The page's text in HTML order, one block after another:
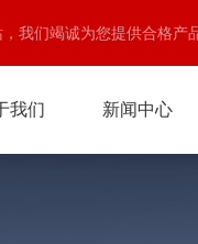
我们竭诚为您提供合格产
我们 新闻中心